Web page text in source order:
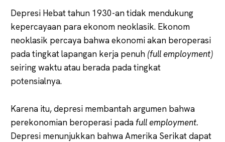
Depresi Hebat tahun 1930-an tidak mendukung
kepercayaan para ekonom neoklasik. Ekonom
neoklasik percaya bahwa ekonomi akan beroperasi
pada tingkat lapangan kerja penuh (full employment)
seiring waktu atau berada pada tingkat
potensialnya.
Karena itu, depresi membantah argumen bahwa
perekonomian beroperasi padafull employment.
Depresi menunjukkan bahwa Amerika Serikat dapat